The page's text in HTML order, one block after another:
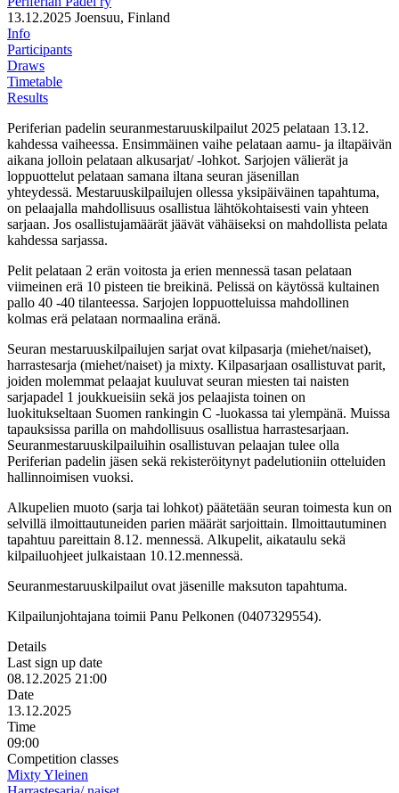
13.12.2025 Joensuu, Finland
Info
Participants
Draws
Timetable
Results
Periferian padelin seuranmestaruuskilpailut 2025 pelataan 13.12.
kahdessa vaiheessa. Ensimmäinen vaihe pelataan aamu- ja iltapäivän
aikana jolloin pelataan alkusarjat/ -lohkot. Sarjojen välierät ja
loppuottelut pelataan samana iltana seuran jäsenillan
yhteydessä. Mestaruuskilpailujen ollessa yksipäiväinen tapahtuma,
on pelaajalla mahdollisuus osallistua lähtökohtaisesti vain yhteen
sarjaan. Jos osallistujamäärät jäävät vähäiseksi on mahdollista pelata
kahdessa sarjassa.
Pelit pelataan 2 erän voitosta ja erien mennessä tasan pelataan
viimeinen erä 10 pisteen tie breikinä. Pelissä on käytössä kultainen
pallo 40 -40 tilanteessa. Sarjojen loppuotteluissa mahdollinen
kolmas erä pelataan normaalina eränä.
Seuran mestaruuskilpailujen sarjat ovat kilpasarja (miehet/naiset),
harrastesarja (miehet/naiset) ja mixty. Kilpasarjaan osallistuvat parit,
joiden molemmat pelaajat kuuluvat seuran miesten tai naisten
sarjapadel 1 joukkueisiin sekä jos pelaajista toinen on
luokitukseltaan Suomen rankingin C -luokassa tai ylempänä. Muissa
tapauksissa parilla on mahdollisuus osallistua harrastesarjaan.
Seuranmestaruuskilpailuihin osallistuvan pelaajan tulee olla
Periferian padelin jäsen sekä rekisteröitynyt padelutioniin otteluiden
hallinnoimisen vuoksi.
Alkupelien muoto (sarja tai lohkot) päätetään seuran toimesta kun on
selvillä ilmoittautuneiden parien määrät sarjoittain. Ilmoittautuminen
tapahtuu pareittain 8.12. mennessä. Alkupelit, aikataulu sekä
kilpailuohjeet julkaistaan 10.12.mennessä.
Seuranmestaruuskilpailut ovat jäsenille maksuton tapahtuma.
Kilpailunjohtajana toimii Panu Pelkonen (0407329554).
Details
Last sign up date
08.12.2025 21:00
Date
13.12.2025
Time
09:00
Competition classes
Mixty Yleinen